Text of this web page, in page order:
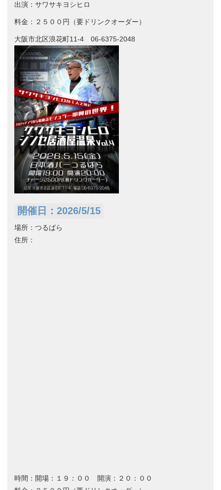
出演：サワサキヨシヒロ
料金：２５００円（要ドリンクオーダー）
大阪市北区浪花町11-4 06-6375-2048
開催日：2026/5/15
場所：つるばら
住所：
時間：開場：１９：００ 開演：２０：００